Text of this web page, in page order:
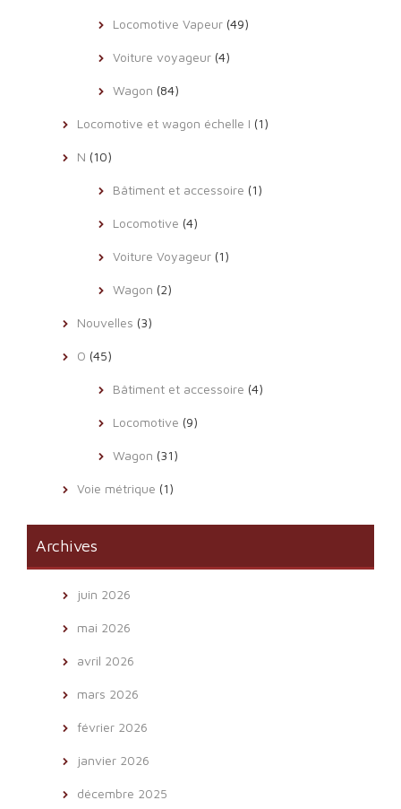
Locomotive Vapeur (49)
Voiture voyageur (4)
Wagon (84)
Locomotive et wagon échelle I (1)
N (10)
Bâtiment et accessoire (1)
Locomotive (4)
Voiture Voyageur (1)
Wagon (2)
Nouvelles (3)
O (45)
Bâtiment et accessoire (4)
Locomotive (9)
Wagon (31)
Voie métrique (1)
Archives
juin 2026
mai 2026
avril 2026
mars 2026
février 2026
janvier 2026
décembre 2025